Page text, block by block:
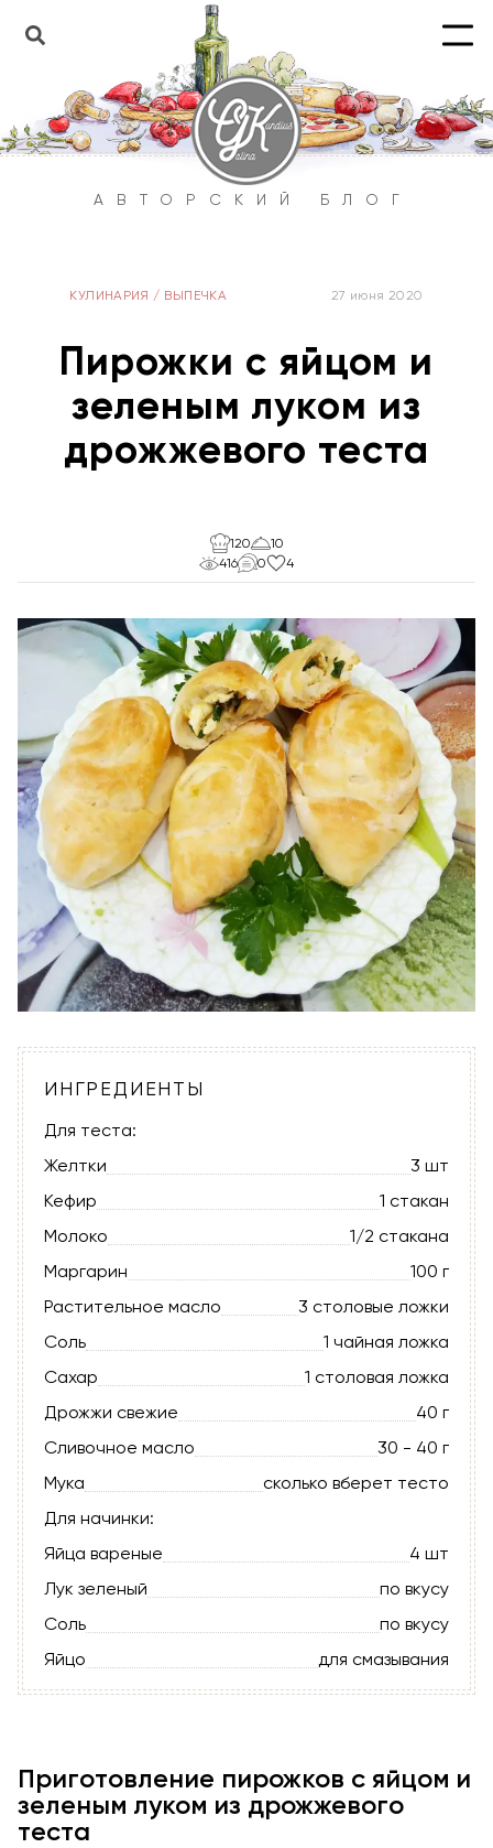
АВТОРСКИЙ БЛОГ
КУЛИНАРИЯ / ВЫПЕЧКА 27 июня 2020
Пирожки с яйцом и
зеленым луком из
дрожжевого теста
120
10
416
0 4
ИНГРЕДИЕНТЫ
Для теста:
Желтки
3 шт
Кефир
1 стакан
Молоко
1/2 стакана
Маргарин
100 г
Растительное масло
3 столовые ложки
Соль
1 чайная ложка
Сахар
1 столовая ложка
Дрожжи свежие
40 г
Сливочное масло
30 - 40 г
Мука
сколько вберет тесто
Для начинки:
Яйца вареные
4 шт
Лук зеленый
по вкусу
Соль
по вкусу
Яйцо
для смазывания
Приготовление пирожков с яйцом и
зеленым луком из дрожжевого
теста